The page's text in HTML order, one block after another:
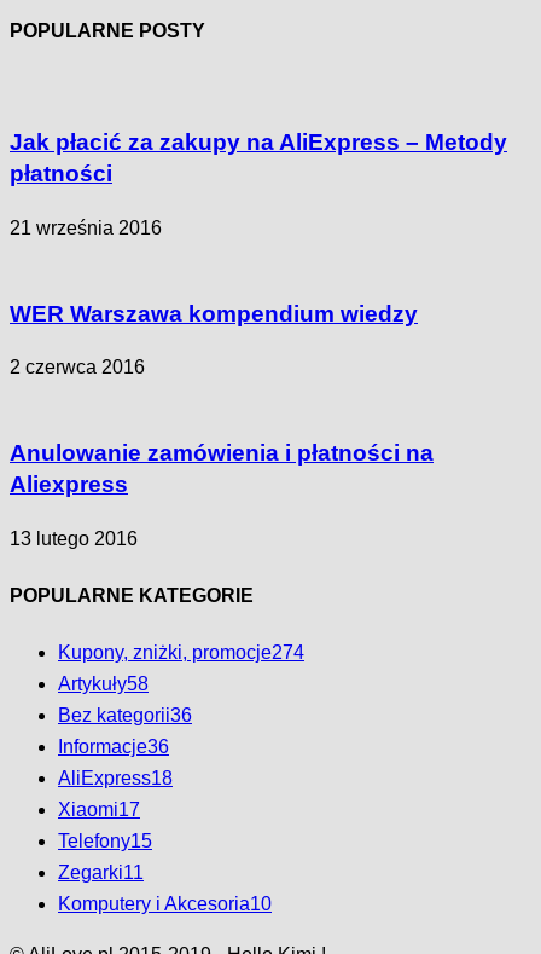
POPULARNE POSTY
Jak płacić za zakupy na AliExpress – Metody
płatności
21 września 2016
WER Warszawa kompendium wiedzy
2 czerwca 2016
Anulowanie zamówienia i płatności na
Aliexpress
13 lutego 2016
POPULARNE KATEGORIE
Kupony, zniżki, promocje274
Artykuły58
Bez kategorii36
Informacje36
AliExpress18
Xiaomi17
Telefony15
Zegarki11
Komputery i Akcesoria10